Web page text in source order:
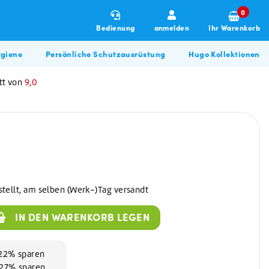
Bedienung anmelden
0
Ihr Warenkorb
Bau & Renovierung
Persönliche Schutzausrüstung Hugo Kollektionen
von 9,0
am selben (Werk-)Tag versandt
IN DEN WARENKORB LEGEN
sparen